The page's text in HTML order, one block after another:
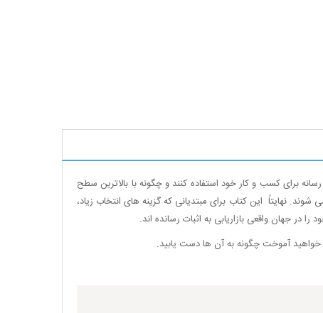
برای کسب و کار خود استفاده کنند و چگونه با بالاترین سطح
نهایتاً این کتاب برای مبتدیانی که گزینه های انتخاب زیاد،
جهان واقعی بازاریابی به اثبات رسانده اند.
خواهید آموخت چگونه به آن ها دست یابید.